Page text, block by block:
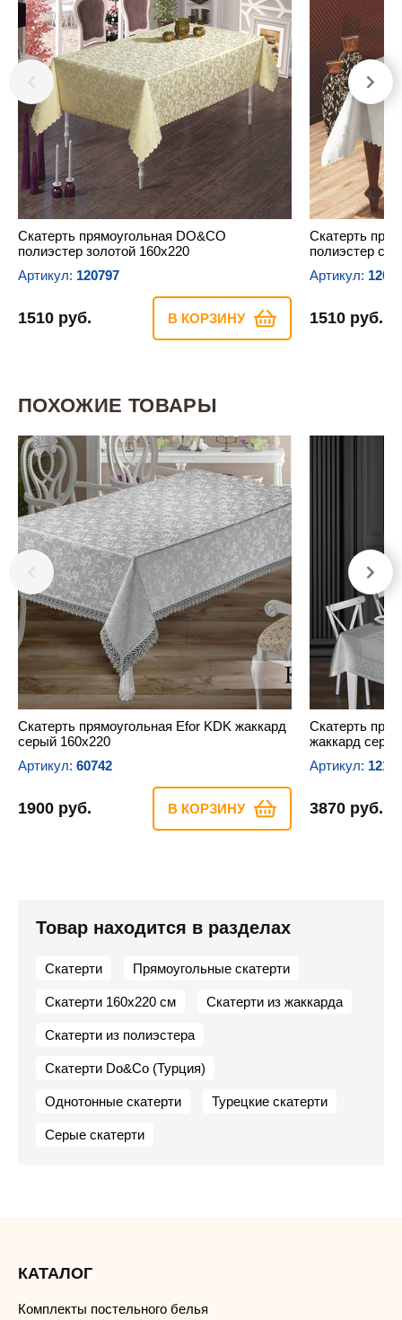
Скатерть прямоугольная DO&CO
полиэстер золотой 160х220
Артикул: 120797
1510 руб. В КОРЗИНУ
Скатерть
полиэстер
Артикул:
1510 руб.
ПОХОЖИЕ ТОВАРЫ
Скатерть прямоугольная Efor KDK жаккард
серый 160х220
Артикул: 60742
1900 руб. В КОРЗИНУ
Скатерть
жаккард
Артикул:
3870 руб.
Товар находится в разделах
Скатерти Прямоугольные скатерти
Скатерти 160х220 см Скатерти из жаккарда
Скатерти из полиэстера
Скатерти Do&Co (Турция)
Однотонные скатерти Турецкие скатерти
Серые скатерти
КАТАЛОГ
Комплекты постельного белья